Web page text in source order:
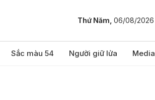
Thứ Năm, 06/08/2026
Sắc màu 54 Người giữ lửa Media